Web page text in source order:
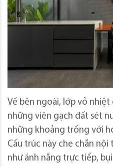
Về bên ngoài, lớp vỏ
những viên gạch đất sét
những khoảng trống với
Cấu trúc này che chắn
như ánh nắng trực tiếp,